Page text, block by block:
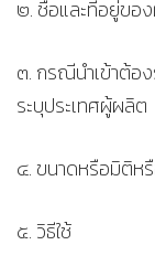
๒. ชื่อและที่อยู่ขอ
๓. กรณีนำเข้าต้อ
ระบุประเทศผู้ผลิต
๔. ขนาดหรือมิติห
๕. วิธีใช้